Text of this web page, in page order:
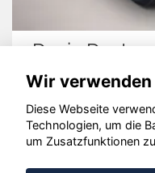
Dacia Duster
©
Wir
Diese Webseite
Technologien, um die
um Zusatzfunktionen